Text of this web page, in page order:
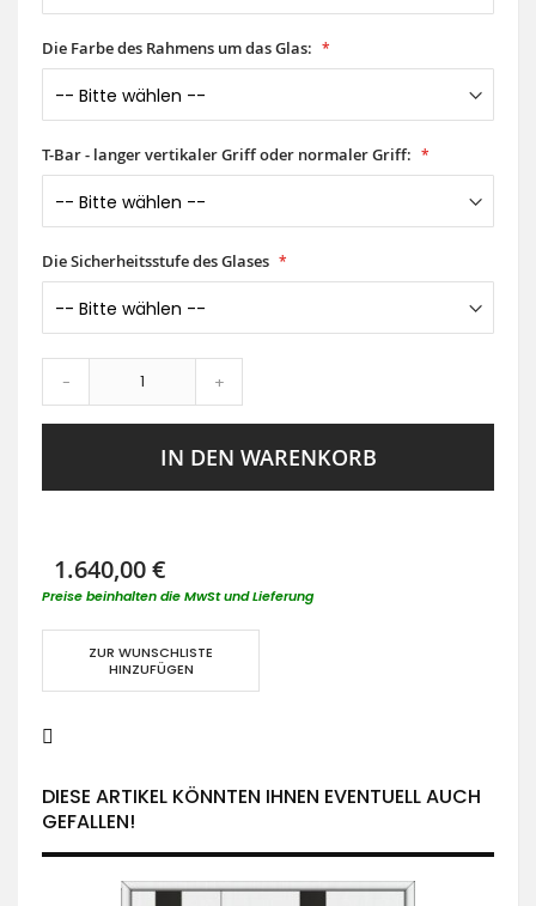
Die Farbe des Rahmens um das Glas:
T-Bar - langer vertikaler Griff oder normaler Griff:
Die Sicherheitsstufe des Glases
- +
IN DEN WARENKORB
1.640,00 €
Preise beinhalten die MwSt und Lieferung
ZUR WUNSCHLISTE
HINZUFÜGEN
DIESE ARTIKEL KÖNNTEN IHNEN EVENTUELL AUCH
GEFALLEN!